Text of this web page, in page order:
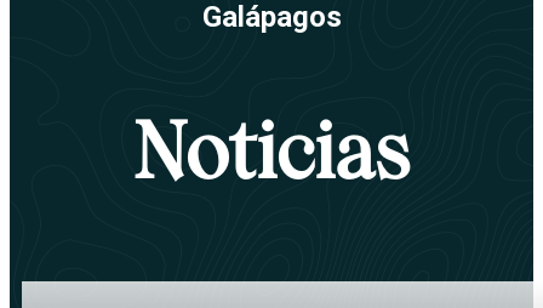
Galápagos
Noticias